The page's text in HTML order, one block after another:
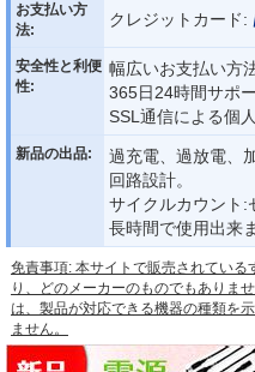
お支払い方
法:
クレジットカード:
安全性と利便
性:
幅広いお支払い方
365日24時間サポ
SSL通信による個
新品の出品:
過充電、過放電、
回路設計。
サイクルカウント:
長時間で使用出来
免責事項: 本サイトで販売されてい
り、どのメーカーのものでもありま
は、製品が対応できる機器の種類を
ません。